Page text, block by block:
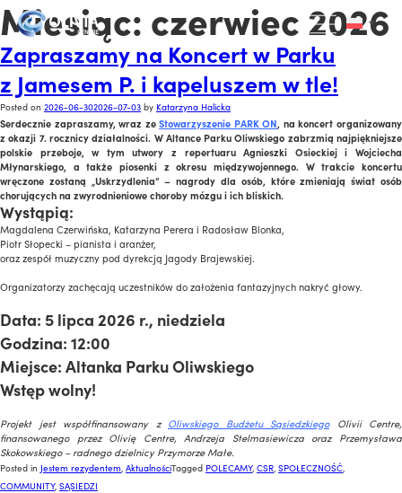
Miesiąc: czerwiec 2026
Zapraszamy na Koncert w Parku
z Jamesem P. i kapeluszem w tle!
Posted on 2026-06-302026-07-03 by Katarzyna Halicka
Serdecznie zapraszamy, wraz zeStowarzyszenie PARK ON, na koncert organizowany
z okazji 7. rocznicy działalności. W Altance Parku Oliwskiego zabrzmią najpiękniejsze
polskie przeboje, w tym utwory z repertuaru Agnieszki Osieckiej i Wojciecha
Młynarskiego, a także piosenki z okresu międzywojennego. W trakcie koncertu
wręczone zostaną „Uskrzydlenia” – nagrody dla osób, które zmieniają świat osób
chorujących na zwyrodnieniowe choroby mózgu i ich bliskich.
Wystąpią:
Magdalena Czerwińska, Katarzyna Perera i Radosław Blonka,
Piotr Słopecki – pianista i aranżer,
oraz zespół muzyczny pod dyrekcją Jagody Brajewskiej.
Organizatorzy zachęcają uczestników do założenia fantazyjnych nakryć głowy.
Data: 5 lipca 2026 r., niedziela
Godzina: 12:00
Miejsce: Altanka Parku Oliwskiego
Wstęp wolny!
Projekt jest współfinansowany z Oliwskiego Budżetu SąsiedzkiegoOlivii Centre,
finansowanego przez Olivię Centre, Andrzeja Stelmasiewicza oraz Przemysława
Skokowskiego – radnego dzielnicy Przymorze Małe.
Posted in Jestem rezydentem, AktualnościTagged POLECAMY, CSR, SPOŁECZNOŚĆ,
COMMUNITY, SĄSIEDZI